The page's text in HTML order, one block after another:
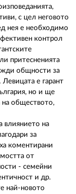
с цел неговото
нея е необходимо
контрол
притесненията
общности за
Левицата е гарант
но и ще
на обществото,
влиянието на
за
коментирани
от
- семейни
и др.
най-новото